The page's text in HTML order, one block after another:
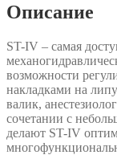
Описание
ST-IV – самая
возможности
накладками на
валик,
сочетании с
делают ST-IV